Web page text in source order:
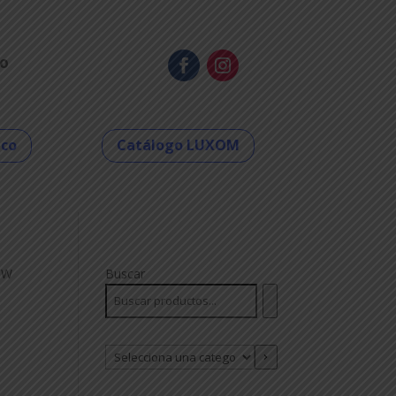
Catálogo LUXOM
Buscar
Selecciona
una